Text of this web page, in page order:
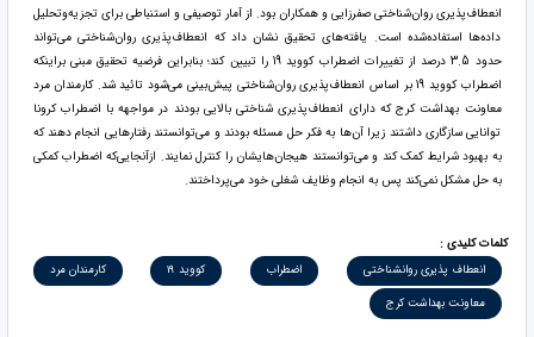
انعطاف‌پذیری روان‌شناختی صفرزایی و همکاران بود. از آمار توصیفی و استنباطی برای تجزیه‌وتحلیل
داده‌ها استفاده‌شده است. یافته‌های تحقیق نشان داد که انعطاف‌پذیری روان‌شناختی می‌تواند
حدود 3.5 درصد از تغییرات اضطراب کووید 19 را تبیین کند؛ بنابراین فرضیه تحقیق مبنی براینکه
اضطراب کووید 19 بر اساس انعطاف‌پذیری روان‌شناختی پیش‌بینی می‌شود تائید شد. کارمندان مرد
معاونت بهداشت کرج که دارای انعطاف‌پذیری شناختی بالایی بودند در مواجهه با اضطراب کرونا
توانایی سازگاری داشتند زیرا آن‌ها به فکر حل مسئله بودند و می‌توانستند رفتارهایی انجام دهند که
به بهبود شرایط کمک کند و می‌توانستند هیجان‌هایشان را کنترل نمایند. ازآنجایی‌که اضطراب کمکی
به حل مشکل نمی‌کند پس به انجام وظایف شغلی خود می‌پرداختند.
کلمات کلیدی :
انعطاف پذیری روانشناختی
اضطراب کووید 19
کارمندان مرد
معاونت بهداشت کرج